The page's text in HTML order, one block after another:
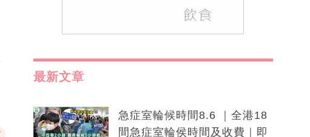
最新文章
急症室輪候時間8.6 ｜全港18
間急症室輪侯時間及收費｜即